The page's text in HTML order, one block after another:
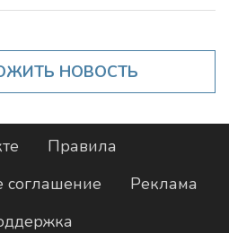
НОВОСТЬ
Правила
соглашение
Реклама